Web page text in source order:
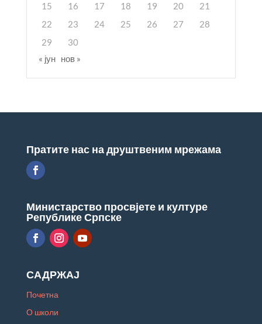
15
16 17 18 19 20
21
22
23 24 25 26 27
28
29
30
« јун нов »
Пратите нас на друштвеним мрежама
Министарство просвјете и културе
Републике Српске
САДРЖАЈ
Почетна
О школи